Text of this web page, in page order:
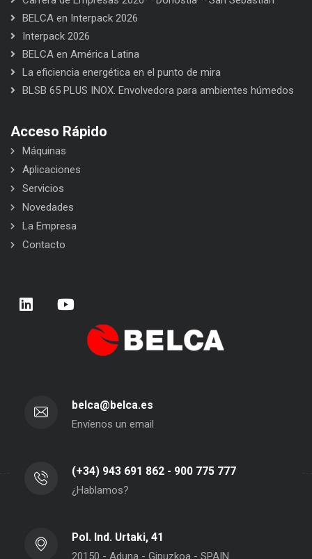
BELCA en Interpack 2026
Interpack 2026
BELCA en América Latina
La eficiencia energética en el punto de mira
BLSB 65 PLUS INOX. Envolvedora para ambientes húmedos
Acceso Rápido
Máquinas
Aplicaciones
Servicios
Novedades
La Empresa
Contacto
belca@belca.es
Envíenos un email
(+34) 943 691 862 - 900 775 777
¿Hablamos?
Pol. Ind. Urtaki, 41
20150 - Aduna - Gipuzkoa - SPAIN